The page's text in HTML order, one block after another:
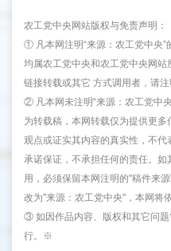
农工党中央网站版权与免责声明：
① 凡本网注明“来源：农工党中央”
均属农工党中央和农工党中央网
链接转载或其它 方式调用者，请注
② 凡本网未注明“来源：农工党中
为转载稿，本网转载仅为提供更
观点或证实其内容的真实性，不
承诺保证，不承担任何的责任。
用，必须保留本网注明的"稿件来
改为"来源：农工党中央"，本网将
③ 如因作品内容、版权和其它问
行。※